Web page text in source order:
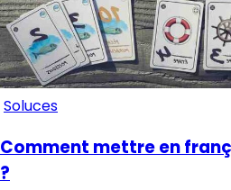
Soluces
Comment mettre en
?